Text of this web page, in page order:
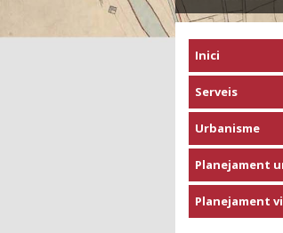
Inici
Serveis
Urbanisme
Planejament
Planejament